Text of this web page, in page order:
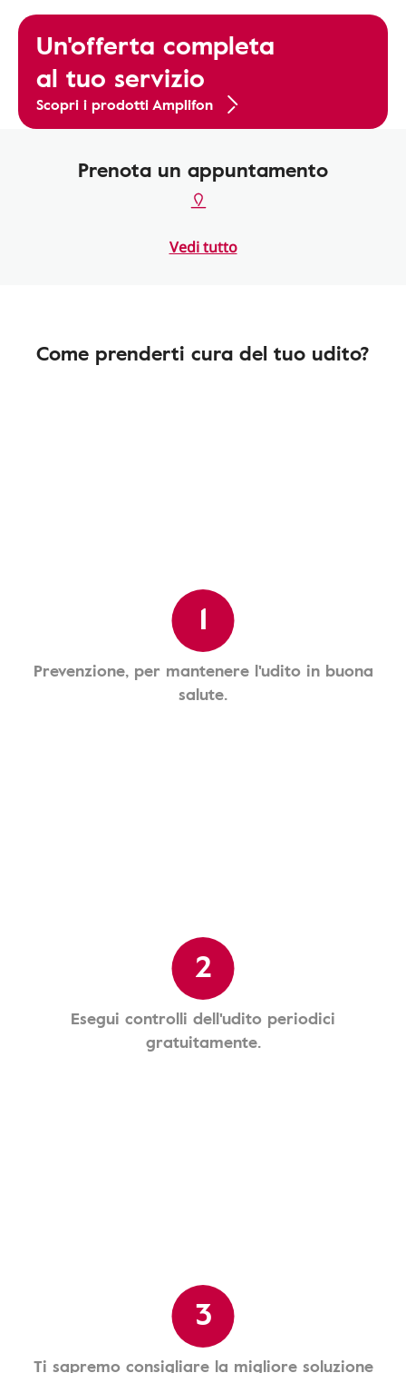
Un'offerta completa
al tuo servizio
Scopri i prodotti Amplifon
Prenota un appuntamento
Vedi tutto
Come prenderti cura del tuo udito?
1
Prevenzione, per mantenere l'udito in buona
salute.
2
Esegui controlli dell'udito periodici
gratuitamente.
3
Ti sapremo consigliare la migliore soluzione